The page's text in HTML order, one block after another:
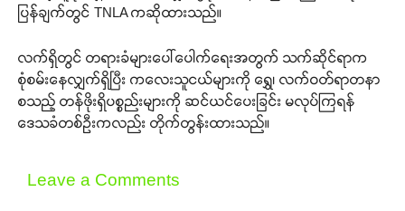
ပြန်ချက်တွင် TNLA ကဆိုထားသည်။
လက်ရှိတွင် တရားခံများပေါ်ပေါက်ရေးအတွက် သက်ဆိုင်ရာက
စုံစမ်းနေလျှက်ရှိပြီး ကလေးသူငယ်များကို ရွှေ၊ လက်ဝတ်ရာတနာ
စသည့် တန်ဖိုးရှိပစ္စည်းများကို ဆင်ယင်ပေးခြင်း မလုပ်ကြရန်
ဒေသခံတစ်ဦးကလည်း တိုက်တွန်းထားသည်။
Leave a Comments